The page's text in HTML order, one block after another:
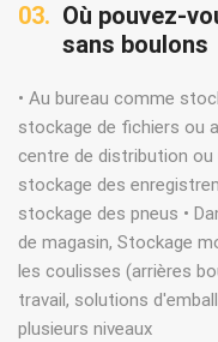
03. Où pouvez-
sans boulons
• Au bureau comme
stockage de fichiers ou
centre de distribution
stockage des
stockage des pneus •
de magasin, Stockage
les coulisses (arrières
travail, solutions
plusieurs niveaux